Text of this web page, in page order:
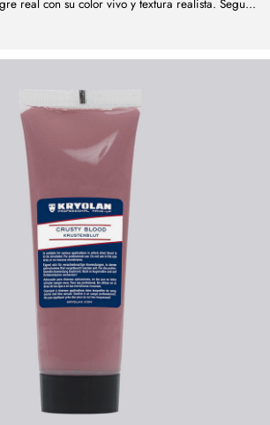
real con su color vivo y textura realista. Segu...